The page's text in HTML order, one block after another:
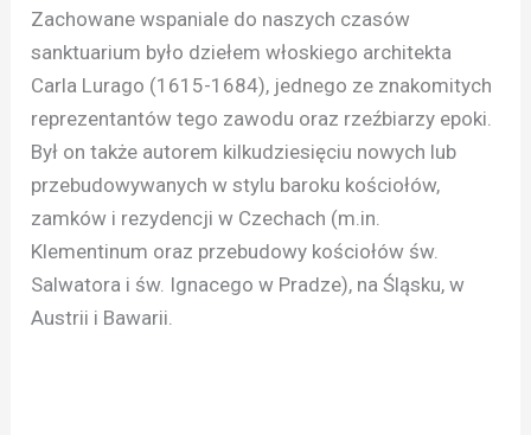
Zachowane wspaniale do naszych czasów
sanktuarium było dziełem włoskiego architekta
Carla Lurago (1615-1684), jednego ze znakomitych
reprezentantów tego zawodu oraz rzeźbiarzy epoki.
Był on także autorem kilkudziesięciu nowych lub
przebudowywanych w stylu baroku kościołów,
zamków i rezydencji w Czechach (m.in.
Klementinum oraz przebudowy kościołów św.
Salwatora i św. Ignacego w Pradze), na Śląsku, w
Austrii i Bawarii.